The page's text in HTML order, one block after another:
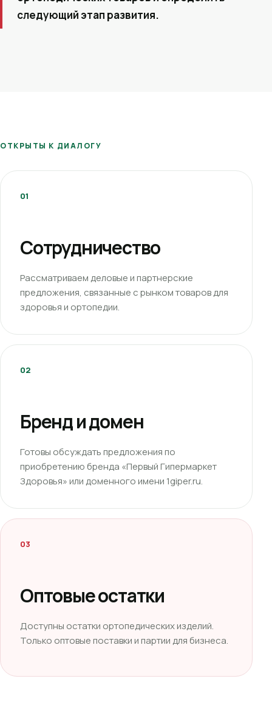
следующий этап развития.
ОТКРЫТЫ К ДИАЛОГУ
01
Сотрудничество
Рассматриваем деловые и партнерские
предложения, связанные с рынком товаров для
здоровья и ортопедии.
02
Бренд и домен
Готовы обсуждать предложения по
приобретению бренда «Первый Гипермаркет
Здоровья» или доменного имени 1giper.ru.
03
Оптовые остатки
Доступны остатки ортопедических изделий.
Только оптовые поставки и партии для бизнеса.